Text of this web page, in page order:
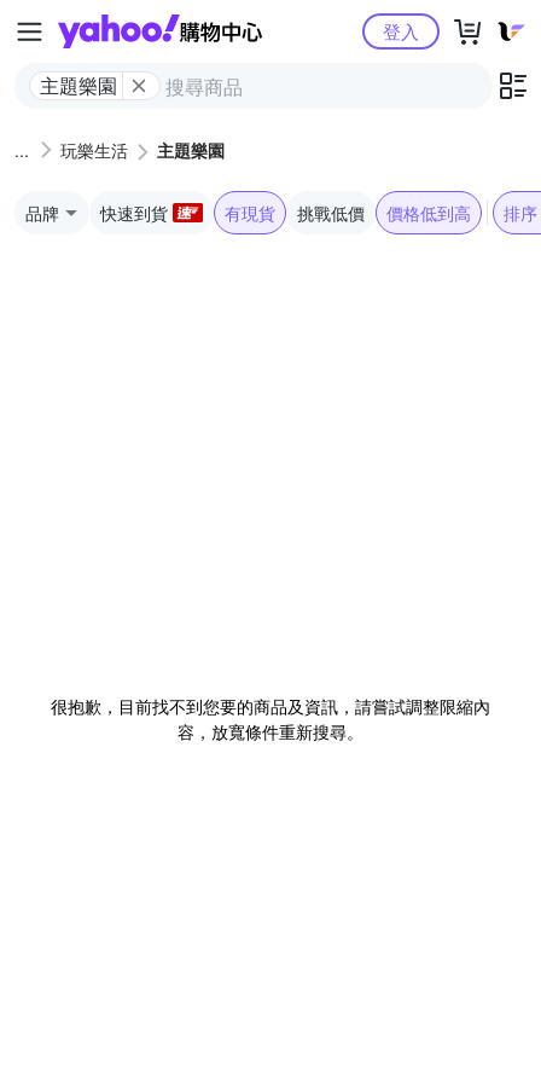
Yahoo購物中心
主題樂園
登入
玩樂生活 主題樂園
品牌 快速到貨 有現貨 挑戰低價 價格低到高 排序
很抱歉，目前找不到您要的商品及資訊，請嘗試調整限縮內
容，放寬條件重新搜尋。